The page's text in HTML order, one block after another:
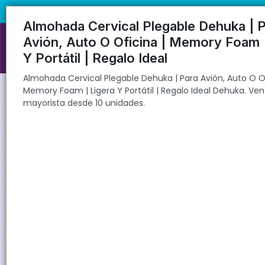
Almohada Cervical Plegable Dehuka | Para Avión, Auto O Oficina |
Almohada Cervical Plegable Dehuka |
Avión, Auto O Oficina | Memory Foam
Y Portátil | Regalo Ideal
Almohada Cervical Plegable Dehuka | Para Avión, Auto O
Memory Foam | Ligera Y Portátil | Regalo Ideal Dehuka.
mayorista desde 10 unidades.
🚚 Envíos rápidos a todo el país | 🛡️